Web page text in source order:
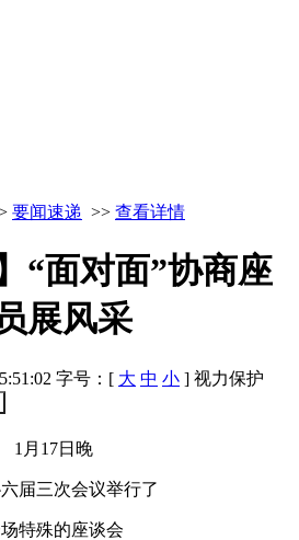
要闻速递 >> 查看详情
“面对面”协商座
展风采
字号：[ 大 中 小 ] 视力保护
1月17日晚
届三次会议举行了
特殊的座谈会